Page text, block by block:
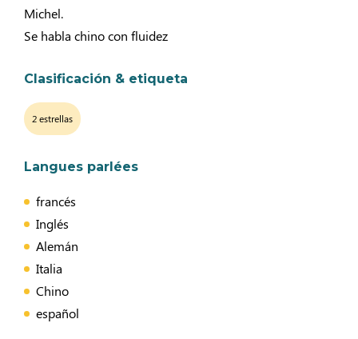
Michel.
Se habla chino con fluidez
Clasificación & etiqueta
2 estrellas
Langues parlées
francés
Inglés
Alemán
Italia
Chino
español